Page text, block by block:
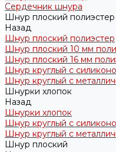
Сердечник шнура
Шнур плоский полиэстер
Назад
Шнур плоский полиэстер
Шнур плоский 10 мм
Шнур плоский 16 мм
Шнур круглый с
Шнур круглый с
Шнурки хлопок
Назад
Шнурки хлопок
Шнур круглый с
Шнур круглый с
Шнур плоский